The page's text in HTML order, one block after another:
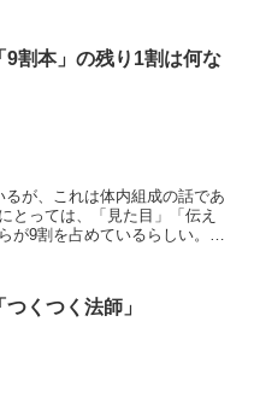
9割本」の残り1割は何な
が、これは体内組成の話であ
とっては、「見た目」「伝え
9割を占めているらしい。人
くつく法師」